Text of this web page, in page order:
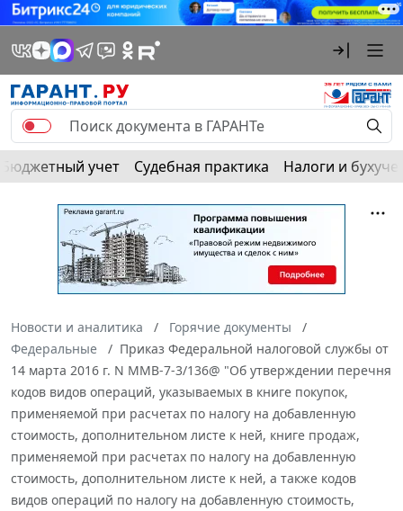
Бюджетный учет Судебная практика Налоги и
Новости и аналитика
Горячие документы
Федеральные
Приказ Федеральной налоговой службы от
14 марта 2016 г. N ММВ-7-3/136@ "Об утверждении перечня
кодов видов операций, указываемых в книге покупок,
применяемой при расчетах по налогу на добавленную
стоимость, дополнительном листе к ней, книге продаж,
применяемой при расчетах по налогу на добавленную
стоимость, дополнительном листе к ней, а также кодов
видов операций по налогу на добавленную стоимость,